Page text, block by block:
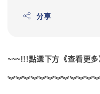
分享
~~~!!!點選下方《查看更